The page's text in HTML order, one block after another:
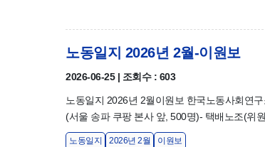
노동일지 2026년 2월-이원보
2026-06-25 | 조회수 : 603
노동일지 2026년 2월이원보 한국노동사회연
(서울 송파 쿠팡 본사 앞, 500명)- 택배노조(위
노동일지 2026년 2월 이원보